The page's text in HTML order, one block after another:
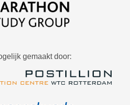
gemaakt door: